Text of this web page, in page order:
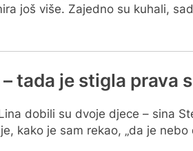
još više. Zajedno su kuhali,
tada je stigla prava
dobili su dvoje djece – sina
kako je sam rekao, „da je nebo